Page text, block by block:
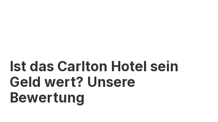
Ist das Carlton Hotel sein
Geld wert? Unsere
Bewertung